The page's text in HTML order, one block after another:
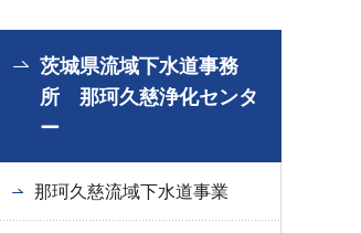
茨城県流域下水道事務
所 那珂久慈浄化センタ
ー
那珂久慈流域下水道事業